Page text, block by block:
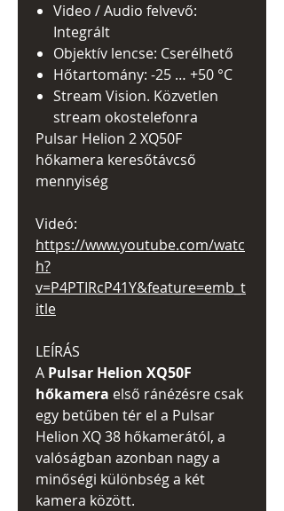
Video / Audio felvevő:
Integrált
Objektív lencse: Cserélhető
Hőtartomány: -25 … +50 °C
Stream Vision. Közvetlen
stream okostelefonra
Pulsar Helion 2 XQ50F
hőkamera keresőtávcső
mennyiség
Videó:
https://www.youtube.com/watc
h?
v=P4PTIRcP41Y&feature=emb_t
itle
LEÍRÁS
A Pulsar Helion XQ50F
hőkamera első ránézésre csak
egy betűben tér el a Pulsar
Helion XQ 38 hőkamerától, a
valóságban azonban nagy a
minőségi különbség a két
kamera között.